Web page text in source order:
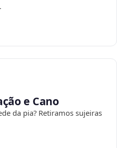
e Cano
da pia? Retiramos sujeiras